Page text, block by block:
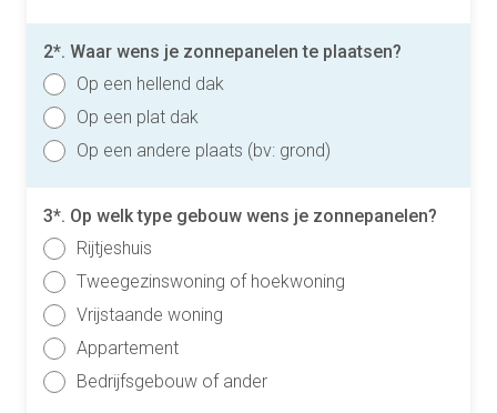
2*. Waar wens je zonnepanelen te plaatsen?
Op een hellend dak
Op een plat dak
Op een andere plaats (bv: grond)
3*. Op welk type gebouw wens je zonnepanelen?
Rijtjeshuis
Tweegezinswoning of hoekwoning
Vrijstaande woning
Appartement
Bedrijfsgebouw of ander